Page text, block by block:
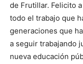
de Frutillar. Felicito
todo el trabajo que
generaciones que
a seguir trabajando
nueva educación